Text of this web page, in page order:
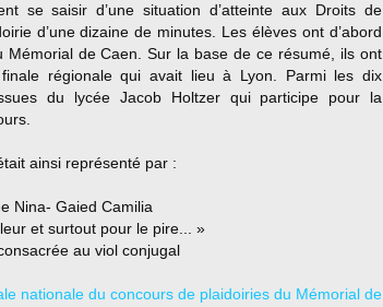
se saisir d’une situation d’atteinte aux Droits de
d’une dizaine de minutes. Les élèves ont d’abord
de Caen. Sur la base de ce résumé, ils ont
régionale qui avait lieu à Lyon. Parmi les dix
du lycée Jacob Holtzer qui participe pour la
ainsi représenté par :
Nina- Gaied Camilia
et surtout pour le pire... »
au viol conjugal